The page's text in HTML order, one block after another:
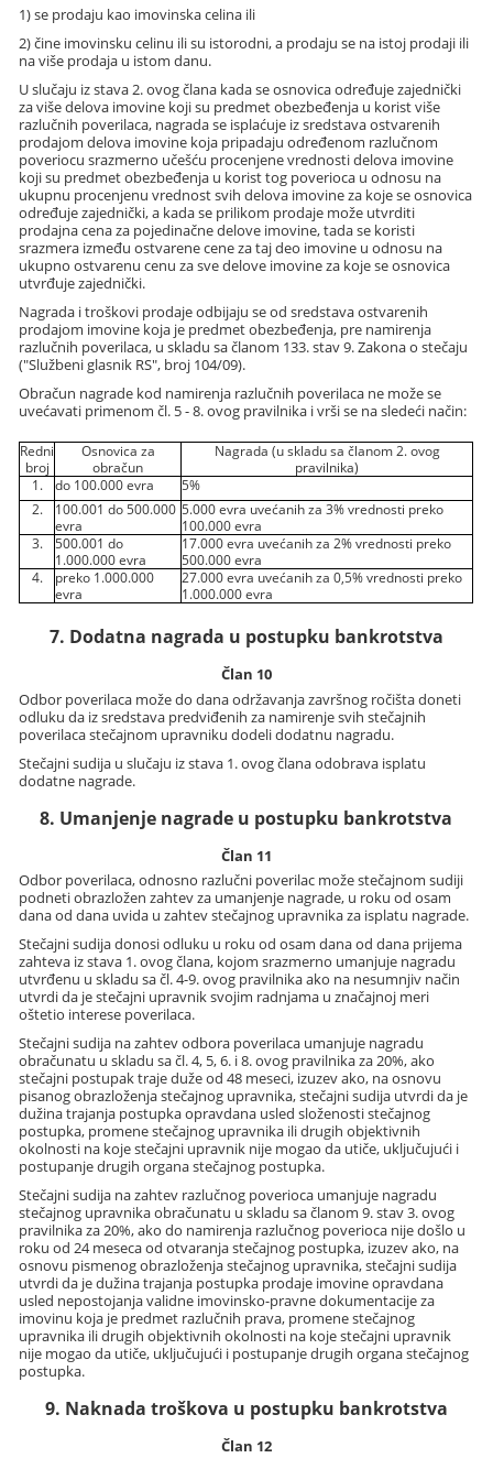
1) se prodaju kao imovinska celina ili
2) čine imovinsku celinu ili su istorodni, a prodaju se na istoj prodaji ili
na više prodaja u istom danu.
U slučaju iz stava 2. ovog člana kada se osnovica određuje zajednički
za više delova imovine koji su predmet obezbeđenja u korist više
razlučnih poverilaca, nagrada se isplaćuje iz sredstava ostvarenih
prodajom delova imovine koja pripadaju određenom razlučnom
poveriocu srazmerno učešću procenjene vrednosti delova imovine
koji su predmet obezbeđenja u korist tog poverioca u odnosu na
ukupnu procenjenu vrednost svih delova imovine za koje se osnovica
određuje zajednički, a kada se prilikom prodaje može utvrditi
prodajna cena za pojedinačne delove imovine, tada se koristi
srazmera između ostvarene cene za taj deo imovine u odnosu na
ukupno ostvarenu cenu za sve delove imovine za koje se osnovica
utvrđuje zajednički.
Nagrada i troškovi prodaje odbijaju se od sredstava ostvarenih
prodajom imovine koja je predmet obezbeđenja, pre namirenja
razlučnih poverilaca, u skladu sa članom 133. stav 9. Zakona o stečaju
("Službeni glasnik RS", broj 104/09).
Obračun nagrade kod namirenja razlučnih poverilaca ne može se
uvećavati primenom čl. 5 - 8. ovog pravilnika i vrši se na sledeći način:
Redni
broj
Osnovica za
obračun
Nagrada (u skladu sa članom 2. ovog
pravilnika)
1.
do 100.000 evra
5%
2.
100.001 do 500.000
evra
5.000 evra uvećanih za 3% vrednosti preko
100.000 evra
3.
500.001 do
1.000.000 evra
17.000 evra uvećanih za 2% vrednosti preko
500.000 evra
4.
preko 1.000.000
evra
27.000 evra uvećanih za 0,5% vrednosti preko
1.000.000 evra
7. Dodatna nagrada u postupku bankrotstva
Član 10
Odbor poverilaca može do dana održavanja završnog ročišta doneti
odluku da iz sredstava predviđenih za namirenje svih stečajnih
poverilaca stečajnom upravniku dodeli dodatnu nagradu.
Stečajni sudija u slučaju iz stava 1. ovog člana odobrava isplatu
dodatne nagrade.
8. Umanjenje nagrade u postupku bankrotstva
Član 11
Odbor poverilaca, odnosno razlučni poverilac može stečajnom sudiji
podneti obrazložen zahtev za umanjenje nagrade, u roku od osam
dana od dana uvida u zahtev stečajnog upravnika za isplatu nagrade.
Stečajni sudija donosi odluku u roku od osam dana od dana prijema
zahteva iz stava 1. ovog člana, kojom srazmerno umanjuje nagradu
utvrđenu u skladu sa čl. 4-9. ovog pravilnika ako na nesumnjiv način
utvrdi da je stečajni upravnik svojim radnjama u značajnoj meri
oštetio interese poverilaca.
Stečajni sudija na zahtev odbora poverilaca umanjuje nagradu
obračunatu u skladu sa čl. 4, 5, 6. i 8. ovog pravilnika za 20%, ako
stečajni postupak traje duže od 48 meseci, izuzev ako, na osnovu
pisanog obrazloženja stečajnog upravnika, stečajni sudija utvrdi da je
dužina trajanja postupka opravdana usled složenosti stečajnog
postupka, promene stečajnog upravnika ili drugih objektivnih
okolnosti na koje stečajni upravnik nije mogao da utiče, uključujući i
postupanje drugih organa stečajnog postupka.
Stečajni sudija na zahtev razlučnog poverioca umanjuje nagradu
stečajnog upravnika obračunatu u skladu sa članom 9. stav 3. ovog
pravilnika za 20%, ako do namirenja razlučnog poverioca nije došlo u
roku od 24 meseca od otvaranja stečajnog postupka, izuzev ako, na
osnovu pismenog obrazloženja stečajnog upravnika, stečajni sudija
utvrdi da je dužina trajanja postupka prodaje imovine opravdana
usled nepostojanja validne imovinsko-pravne dokumentacije za
imovinu koja je predmet razlučnih prava, promene stečajnog
upravnika ili drugih objektivnih okolnosti na koje stečajni upravnik
nije mogao da utiče, uključujući i postupanje drugih organa stečajnog
postupka.
9. Naknada troškova u postupku bankrotstva
Član 12